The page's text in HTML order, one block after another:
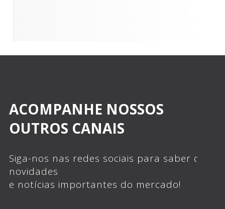
ACOMPANHE NOSSOS
OUTROS CANAIS
Siga-nos nas redes sociais para saber das
novidades
e notícias importantes do mercado!